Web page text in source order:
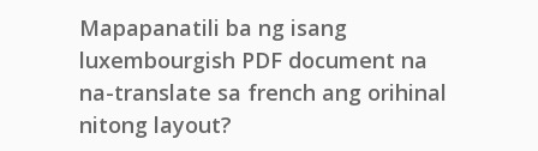
Mapapanatili ba ng isang
luxembourgish PDF document na
na-translate sa french ang orihinal
nitong layout?